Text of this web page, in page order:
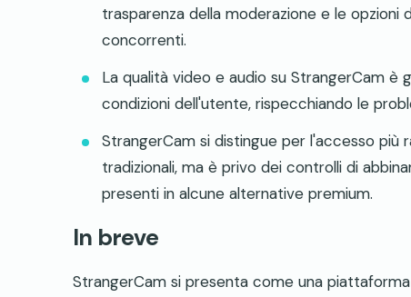
trasparenza della moderazione e le
concorrenti.
La qualità video e audio su StrangerCam è
condizioni dell'utente, rispecchiando le
StrangerCam si distingue per l'accesso
tradizionali, ma è privo dei controlli di
presenti in alcune alternative premium.
In breve
StrangerCam si presenta come una